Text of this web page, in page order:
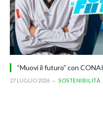
“Muovi il futuro” con CONAI
27 LUGLIO 2026 SOSTENIBILITÀ